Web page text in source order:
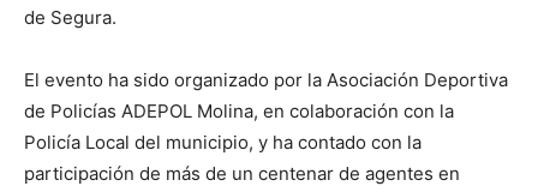
de Segura.
El evento ha sido organizado por la Asociación Deportiva
de Policías ADEPOL Molina, en colaboración con la
Policía Local del municipio, y ha contado con la
participación de más de un centenar de agentes en